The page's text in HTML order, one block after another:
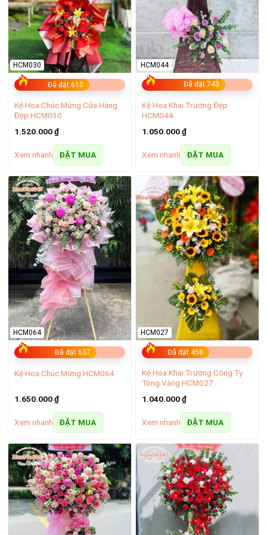
–Chất lượng hoa tươi đảm bảo: Mỗi bông hoa khi đặt hoa
tươi Phú Nhuận đều được sơ chế, tuyển chọn kỹ lưỡng, đảm
bảo độ tươi mới và đẹp mắt trước khi đến tay khách hàng,
mang lại sự hài lòng tối đa.
Đặt hoa online Phú Nhuận tại Hoa Việt 247 có những thế mạnh
–Miễn phí giao hoa trên toàn quốc: Dù bạn ở bất kỳ đâu
trên 63 tỉnh thành, dịch vụ giao hoa miễn phí dưới bán kính
10km của shop hoa tươi quận Phú Nhuận sẽ giúp bạn dễ
dàng gửi tặng những đóa hoa tươi thắm, kịp thời và đúng
Đã đặt 610
HCM030
Kệ Hoa Chúc Mừng Cửa Hàng
Đẹp HCM030
1.520.000₫
Xem nhanh ĐẶT MUA
Đã đặt 743
HCM044
Kệ Hoa Khai Trương Đẹp
HCM044
1.050.000₫
Xem nhanh ĐẶT MUA
Đã đặt 637
HCM064
Kệ Hoa Chúc Mừng HCM064
1.650.000₫
Xem nhanh ĐẶT MUA
Đã đặt 458
HCM027
Kệ Hoa Khai Trương Công Ty
Tông Vàng HCM027
1.040.000₫
Xem nhanh ĐẶT MUA